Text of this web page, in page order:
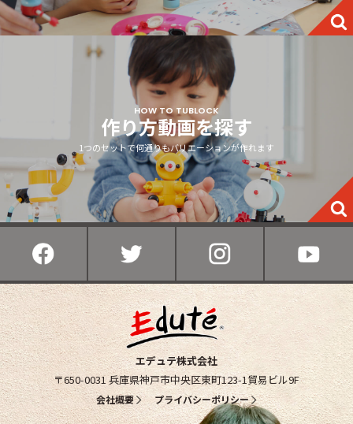
HOW TO TUBLOCK
作り方動画を探す
1つのセットで何通りもバリエーションが作れます
エデュテ株式会社
〒650-0031兵庫県神戸市中央区東町123-1貿易ビル9F
会社概要 プライバシーポリシー